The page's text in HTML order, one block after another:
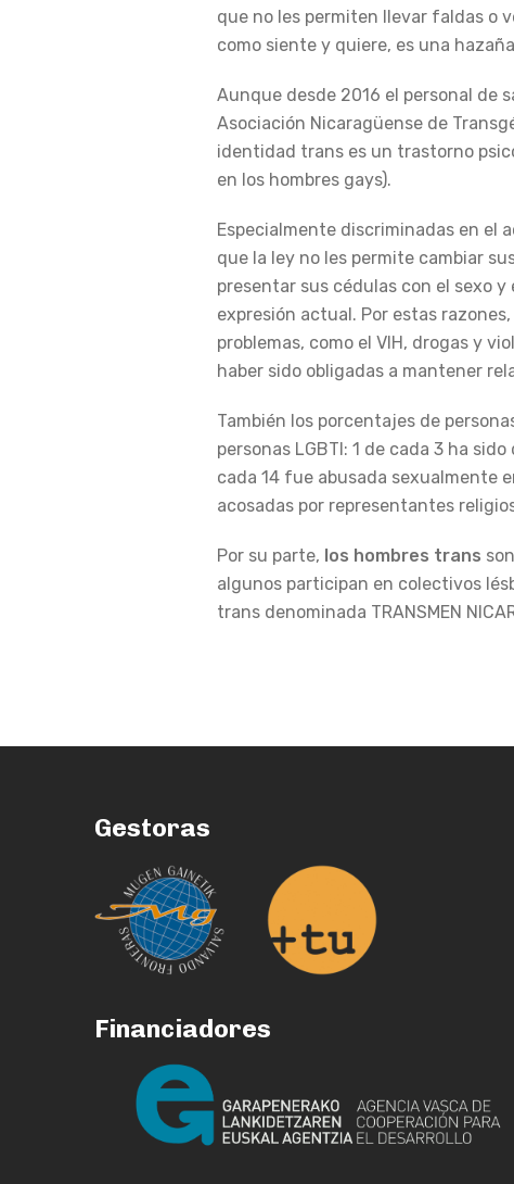
que no les permiten llevar faldas o
como siente y quiere, es una
Aunque desde 2016 el personal de
Asociación Nicaragüense de
identidad trans es un trastorno
en los hombres gays).
Especialmente discriminadas en el
que la ley no les permite cambiar
presentar sus cédulas con el sexo
expresión actual. Por estas
problemas, como el VIH, drogas y
haber sido obligadas a mantener
También los porcentajes de
personas LGBTI: 1 de cada 3 ha
cada 14 fue abusada sexualmente
acosadas por representantes
Por su parte, los hombres trans
algunos participan en colectivos
trans denominada TRANSMEN
Gestoras
Financiadores